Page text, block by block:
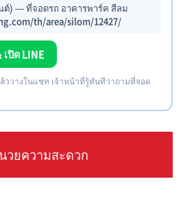
ต์) — ที่จอดรถ อาคารพาร์ค สีลม
th/area/silom/12427/
ปิด LINE
ววางในแชท เจ้าหน้าที่รู้ทันทีว่าถามที่จอด
วยความสะดวก